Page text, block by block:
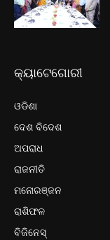
କ୍ୟାଟେଗୋରୀ
ଓଡିଶା
ଦେଶ ବିଦେଶ
ଅପରାଧ
ରାଜନୀତି
ମନୋରଞ୍ଜନ
ରାଶିଫଳ
ବିଜିନେସ୍